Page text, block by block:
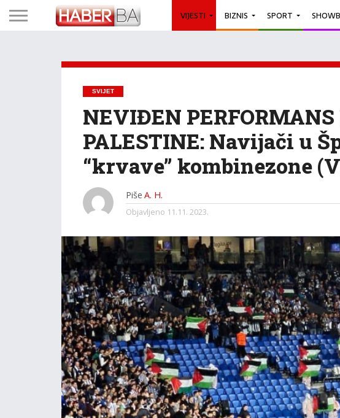
VIJESTI BIZNIS SPORT
SVIJET
NEVIĐEN PERFORMANS
PALESTINE: Navijači u
“krvave” kombinezone
Piše A. H.
Objavljeno 11.11. 2023.